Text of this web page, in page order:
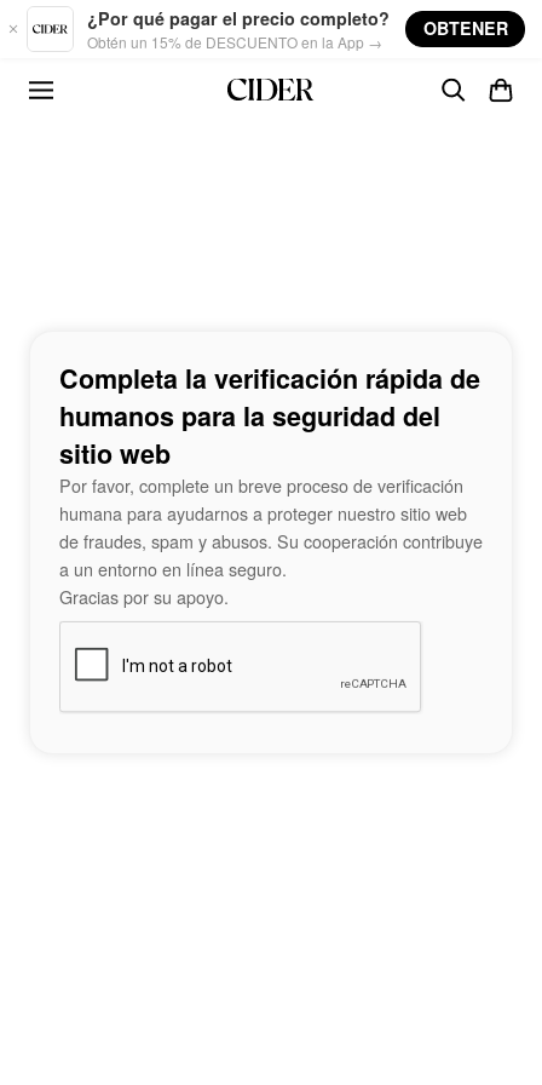
Skip to main content
¿Por qué pagar el precio completo?
Obtén un 15% de DESCUENTO en la App →
OBTENER
Completa la verificación rápida de
humanos para la seguridad del
sitio web
Por favor, complete un breve proceso de verificación
humana para ayudarnos a proteger nuestro sitio web
de fraudes, spam y abusos. Su cooperación contribuye
a un entorno en línea seguro.
Gracias por su apoyo.